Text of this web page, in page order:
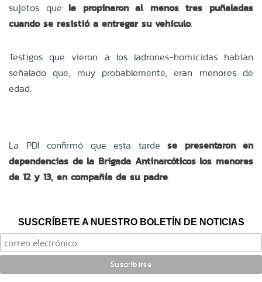
sujetos que le propinaron al menos tres puñaladas
cuando se resistió a entregar su vehículo.
Testigos que vieron a los ladrones-homicidas habían
señalado que, muy probablemente, eran menores de
edad.
La PDI confirmó que esta tarde se presentaron en
dependencias de la Brigada Antinarcóticos los menores
de 12 y 13, en compañía de su padre.
SUSCRÍBETE A NUESTRO BOLETÍN DE NOTICIAS